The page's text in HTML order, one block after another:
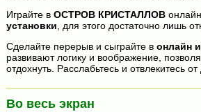
Играйте в ОСТРОВ КРИСТАЛЛОВонлайн
установки , для этого достаточно лишь
Сделайте перерыв и сыграйте в онлайн
развивают логику и воображение,
отдохнуть. Расслабьтесь и отвлекитесь от
Во весь экран